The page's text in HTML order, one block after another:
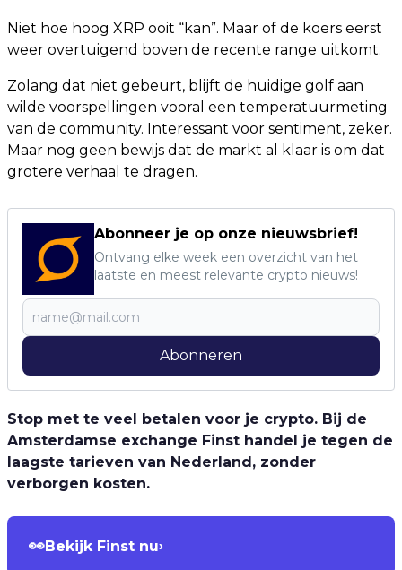
Niet hoe hoog XRP ooit “kan”. Maar of de koers eerst
weer overtuigend boven de recente range uitkomt.
Zolang dat niet gebeurt, blijft de huidige golf aan
wilde voorspellingen vooral een temperatuurmeting
van de community. Interessant voor sentiment, zeker.
Maar nog geen bewijs dat de markt al klaar is om dat
grotere verhaal te dragen.
Abonneer je op onze nieuwsbrief!
Ontvang elke week een overzicht van het
laatste en meest relevante crypto nieuws!
Abonneren
Stop met te veel betalen voor je crypto. Bij de
Amsterdamse exchange Finst handel je tegen de
laagste tarieven van Nederland, zonder
verborgen kosten.
👀Bekijk Finst nu›